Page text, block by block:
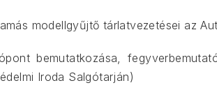
modellgyűjtő tárlatvezetései az
bemutatkozása,
Iroda Salgótarján)